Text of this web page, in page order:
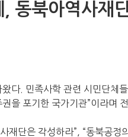
동북아역사재
다. 민족사학 관련 시민단체
을 포기한 국가기관”이라며
재단은 각성하라”, “동북공정